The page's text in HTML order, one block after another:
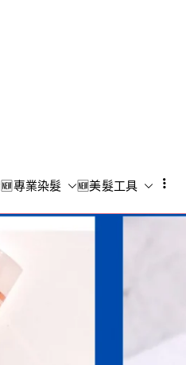
Shampoo
香港專業洗頭水專門店
🆕專業染髮 🆕美髮工具